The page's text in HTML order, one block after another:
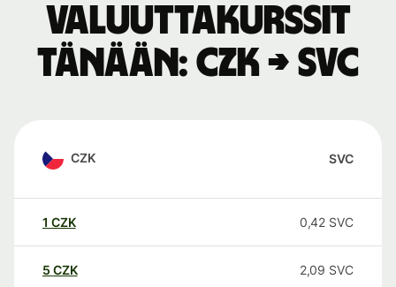
Valuuttakurssit
tänään: CZK → SVC
CZK SVC
1 CZK 0,42 SVC
5 CZK 2,09 SVC